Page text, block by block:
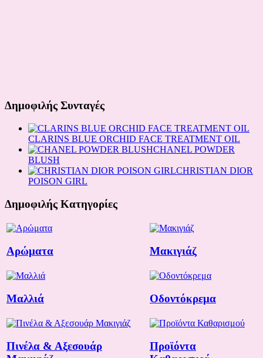
Δημοφιλής Συνταγές
CLARINS BLUE ORCHID FACE TREATMENT OIL
CHANEL POWDER
BLUSH
CHRISTIAN DIOR
POISON GIRL
Δημοφιλής Κατηγορίες
Αρώματα Μακιγιάζ
Μαλλιά Οδοντόκρεμα
Πινέλα & Αξεσουάρ
Προϊόντα